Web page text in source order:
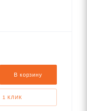
В корзину
1 КЛИК